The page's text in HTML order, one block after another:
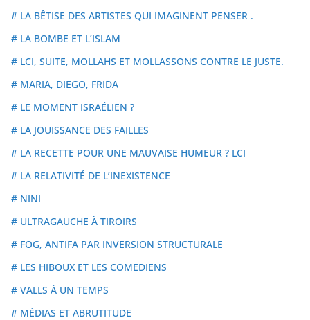
# LA BÊTISE DES ARTISTES QUI IMAGINENT PENSER .
# LA BOMBE ET L’ISLAM
# LCI, SUITE, MOLLAHS ET MOLLASSONS CONTRE LE JUSTE.
# MARIA, DIEGO, FRIDA
# LE MOMENT ISRAÉLIEN ?
# LA JOUISSANCE DES FAILLES
# LA RECETTE POUR UNE MAUVAISE HUMEUR ? LCI
# LA RELATIVITÉ DE L’INEXISTENCE
# NINI
# ULTRAGAUCHE À TIROIRS
# FOG, ANTIFA PAR INVERSION STRUCTURALE
# LES HIBOUX ET LES COMEDIENS
# VALLS À UN TEMPS
# MÉDIAS ET ABRUTITUDE